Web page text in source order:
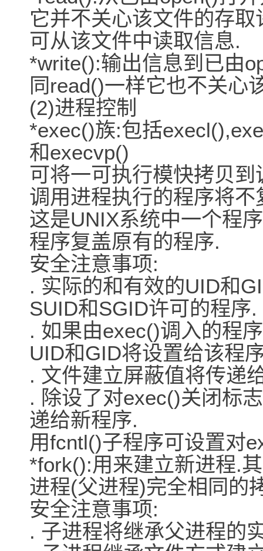
它并不关心该文件的存
可从该文件中读取信息.
*write():输出信息到已由
同read()一样它也不关心
(2)进程控制
*exec()族:包括
和execvp()
可将一可执行模快拷贝
调用进程执行的程序将
这是UNIX系统中一个程
程序复盖原有的程序.
安全注意事项:
. 实际的和有效的UID和
SUID和SGID许可的程序.
. 如果由exec()调入的程
UID和GID将设置给该程
. 文件建立屏蔽值将传递
. 除设了对exec()关闭标
递给新程序.
用fcntl()子程序可设置对
*fork():用来建立新进程.
进程(父进程)完全相同的
安全注意事项:
. 子进程将继承父进程的